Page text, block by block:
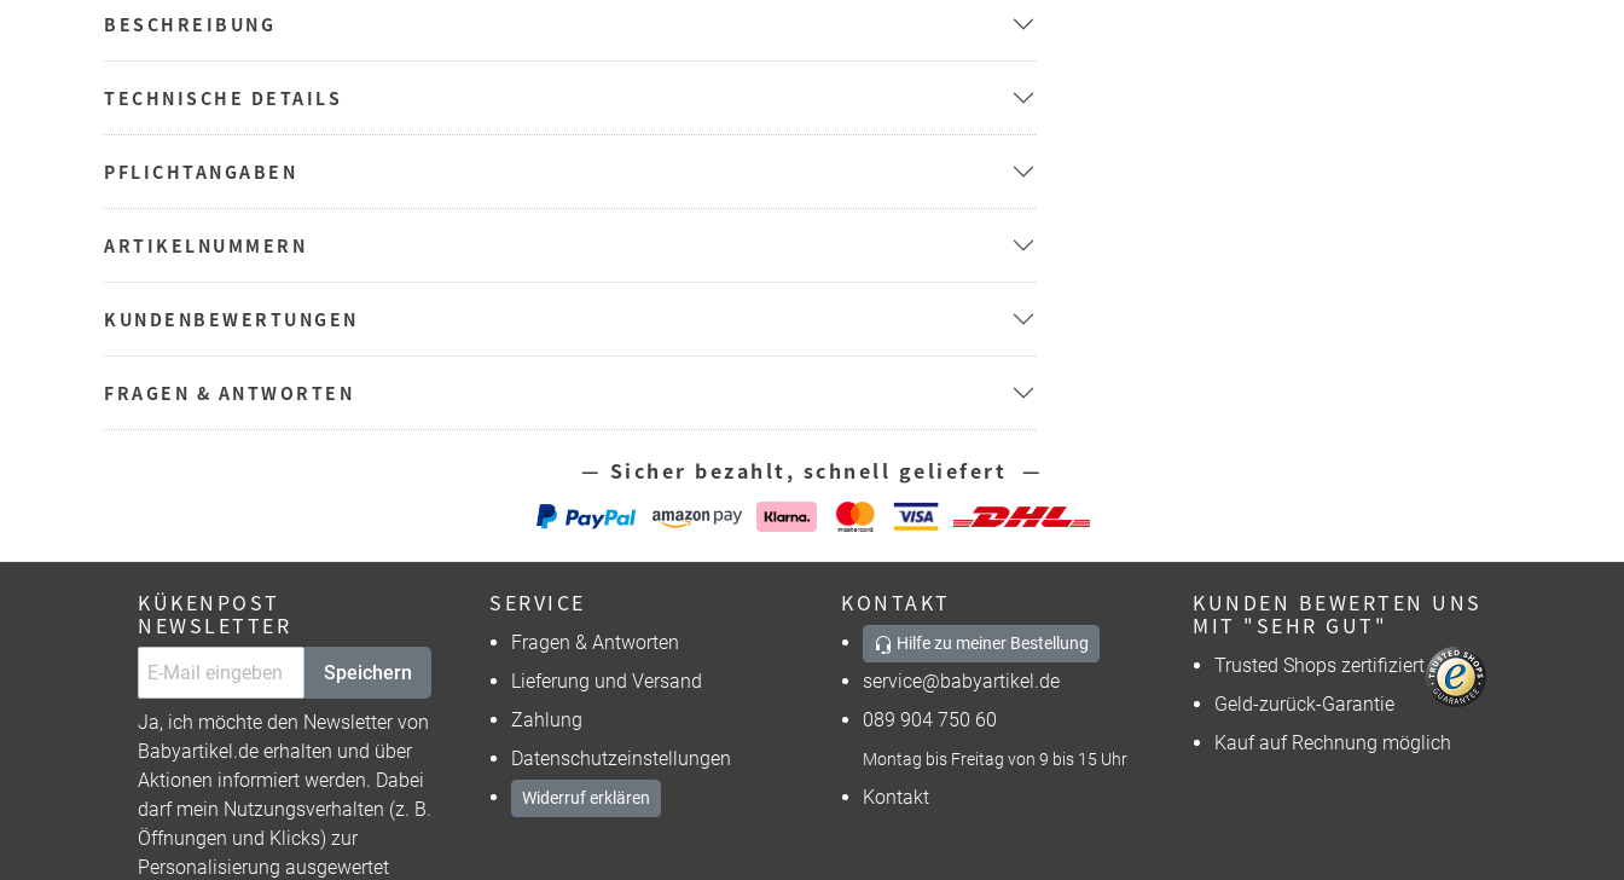
BESCHREIBUNG
TECHNISCHE DETAILS
PFLICHTANGABEN
ARTIKELNUMMERN
KUNDENBEWERTUNGEN
FRAGEN & ANTWORTEN
— Sicher bezahlt, schnell geliefert —
KÜKENPOST
NEWSLETTER
Speichern
Ja, ich möchte den Newsletter von
Babyartikel.de erhalten und über
Aktionen informiert werden. Dabei
darf mein Nutzungsverhalten (z. B.
Öffnungen und Klicks) zur
Personalisierung ausgewertet
SERVICE
Fragen & Antworten
Lieferung und Versand
Zahlung
Datenschutzeinstellungen
Widerruf erklären
KONTAKT
Hilfe zu meiner Bestellung
service@babyartikel.de
089 904 750 60
Montag bis Freitag von 9 bis 15 Uhr
Kontakt
KUNDEN BEWERTEN UNS
MIT "SEHR GUT"
Trusted Shops zertifiziert
Geld-zurück-Garantie
Kauf auf Rechnung möglich